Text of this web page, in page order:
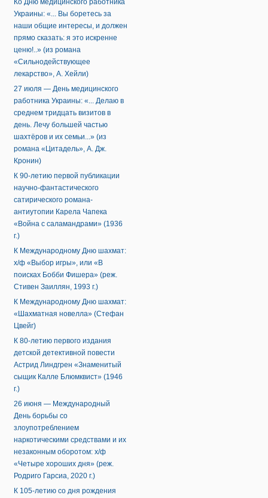
Ко Дню медицинского работника
Украины: «... Вы боретесь за
наши общие интересы, и должен
прямо сказать: я это искренне
ценю!..» (из романа
«Сильнодействующее
лекарство», А. Хейли)
27 июля — День медицинского
работника Украины: «... Делаю в
среднем тридцать визитов в
день. Лечу большей частью
шахтёров и их семьи...» (из
романа «Цитадель», А. Дж.
Кронин)
К 90-летию первой публикации
научно-фантастического
сатирического романа-
антиутопии Карела Чапека
«Война с саламандрами» (1936
г.)
К Международному Дню шахмат:
х/ф «Выбор игры», или «В
поисках Бобби Фишера» (реж.
Стивен Заиллян, 1993 г.)
К Международному Дню шахмат:
«Шахматная новелла» (Стефан
Цвейг)
К 80-летию первого издания
детской детективной повести
Астрид Линдгрен «Знаменитый
сыщик Калле Блюмквист» (1946
г.)
26 июня — Международный
День борьбы со
злоупотреблением
наркотическими средствами и их
незаконным оборотом: х/ф
«Четыре хороших дня» (реж.
Родриго Гарсиа, 2020 г.)
К 105-летию со дня рождения